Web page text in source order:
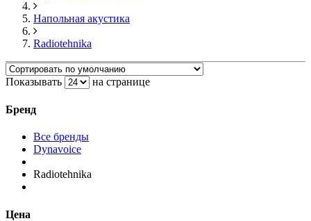
Напольная акустика
Radiotehnika
Показывать на странице
Бренд
Все бренды
Dynavoice
Radiotehnika
Цена